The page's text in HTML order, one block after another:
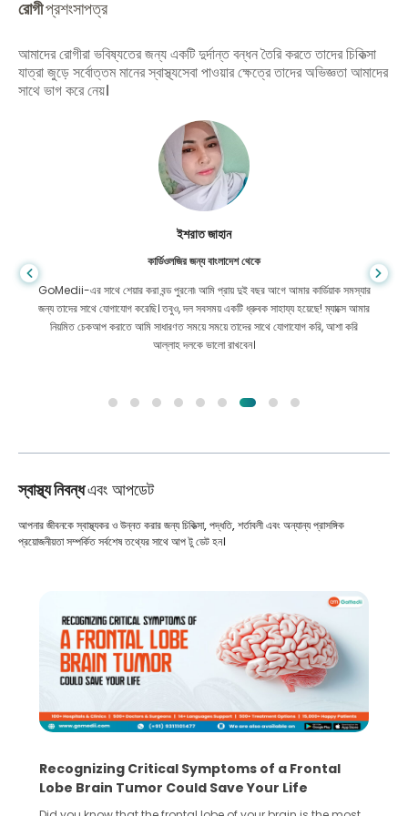
রোগীপ্রশংসাপত্র
আমাদের রোগীরা ভবিষ্যতের জন্য একটি দুর্দান্ত বন্ধন তৈরি করতে তাদের চিকিত্সা
যাত্রা জুড়ে সর্বোত্তম মানের স্বাস্থ্যসেবা পাওয়ার ক্ষেত্রে তাদের অভিজ্ঞতা আমাদের
সাথে ভাগ করে নেয়।
ইশরাত জাহান
কার্ডিওলজির জন্য বাংলাদেশ থেকে
GoMedii-এর সাথে শেয়ার করা বন্ড পুরনো৷ আমি প্রায় দুই বছর আগে আমার কার্ডিয়াক সমস্যার
জন্য তাদের সাথে যোগাযোগ করেছি। তবুও, দল সবসময় একটি ধ্রুবক সাহায্য হয়েছে! ম্যাক্সে আমার
নিয়মিত চেকআপ করাতে আমি সাধারণত সময়ে সময়ে তাদের সাথে যোগাযোগ করি, আশা করি
আল্লাহ দলকে ভালো রাখবেন।
স্বাস্থ্য নিবন্ধএবং আপডেট
আপনার জীবনকে স্বাস্থ্যকর ও উন্নত করার জন্য চিকিত্সা, পদ্ধতি, শর্তাবলী এবং অন্যান্য প্রাসঙ্গিক
প্রয়োজনীয়তা সম্পর্কিত সর্বশেষ তথ্যের সাথে আপ টু ডেট হন।
What You Need to Know Before Taking the
Step Towards IVF Without Husband’s Consent